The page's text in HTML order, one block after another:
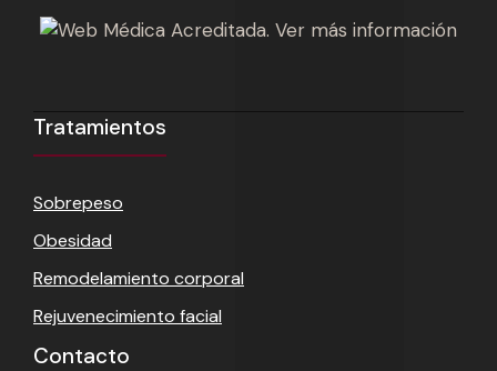
Tratamientos
Sobrepeso
Obesidad
Remodelamiento corporal
Rejuvenecimiento facial
Contacto